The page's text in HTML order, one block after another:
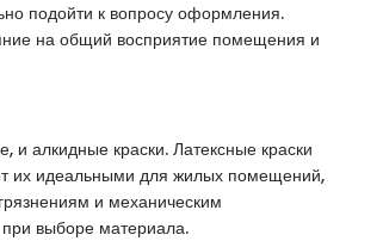
подойти к вопросу оформления.
на общий восприятие помещения и
алкидные краски. Латексные краски
их идеальными для жилых помещений,
и механическим
выборе материала.